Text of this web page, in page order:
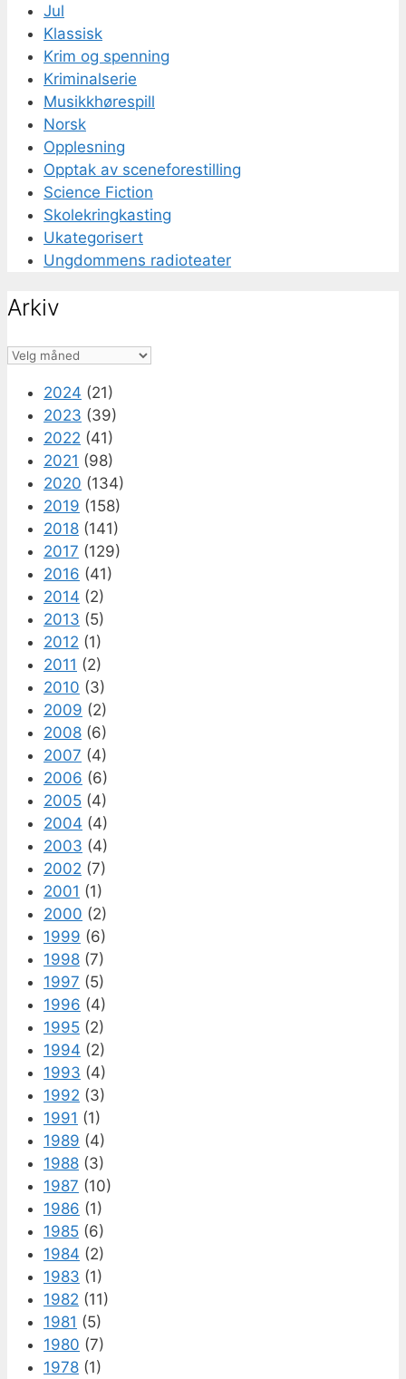
Jul
Klassisk
Krim og spenning
Kriminalserie
Musikkhørespill
Norsk
Opplesning
Opptak av sceneforestilling
Science Fiction
Skolekringkasting
Ukategorisert
Ungdommens radioteater
Arkiv
Arkiv
2024 (21)
2023 (39)
2022 (41)
2021 (98)
2020 (134)
2019 (158)
2018 (141)
2017 (129)
2016 (41)
2014 (2)
2013 (5)
2012 (1)
2011 (2)
2010 (3)
2009 (2)
2008 (6)
2007 (4)
2006 (6)
2005 (4)
2004 (4)
2003 (4)
2002 (7)
2001 (1)
2000 (2)
1999 (6)
1998 (7)
1997 (5)
1996 (4)
1995 (2)
1994 (2)
1993 (4)
1992 (3)
1991 (1)
1989 (4)
1988 (3)
1987 (10)
1986 (1)
1985 (6)
1984 (2)
1983 (1)
1982 (11)
1981 (5)
1980 (7)
1978 (1)